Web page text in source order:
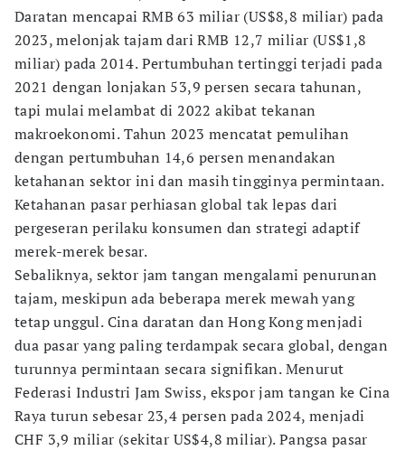
Daratan mencapai RMB 63 miliar (US$8,8 miliar) pada
2023, melonjak tajam dari RMB 12,7 miliar (US$1,8
miliar) pada 2014. Pertumbuhan tertinggi terjadi pada
2021 dengan lonjakan 53,9 persen secara tahunan,
tapi mulai melambat di 2022 akibat tekanan
makroekonomi. Tahun 2023 mencatat pemulihan
dengan pertumbuhan 14,6 persen menandakan
ketahanan sektor ini dan masih tingginya permintaan.
Ketahanan pasar perhiasan global tak lepas dari
pergeseran perilaku konsumen dan strategi adaptif
merek-merek besar.
Sebaliknya, sektor jam tangan mengalami penurunan
tajam, meskipun ada beberapa merek mewah yang
tetap unggul. Cina daratan dan Hong Kong menjadi
dua pasar yang paling terdampak secara global, dengan
turunnya permintaan secara signifikan. Menurut
Federasi Industri Jam Swiss, ekspor jam tangan ke Cina
Raya turun sebesar 23,4 persen pada 2024, menjadi
CHF 3,9 miliar (sekitar US$4,8 miliar). Pangsa pasar